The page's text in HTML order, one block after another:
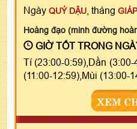
Ngày QUÝ DẬU , tháng
Hoàng đạo (minh đường
GIỜ TỐT TRONG
Tí (23:00-0:59),Dần
(11:00-12:59),Mùi (13:00-
XEM